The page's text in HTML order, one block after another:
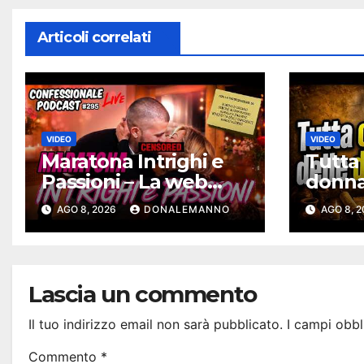
Articoli correlati
VIDEO
Maratona Intrighi e
Passioni – La web
serie più intrigante
d’Italia |
AGO 8, 2026 DONALEMANNO
VIDEO
Tutta
–AGO 8,
Lascia un commento
Il tuo indirizzo email non sarà pubblicato. I campi
Commento *